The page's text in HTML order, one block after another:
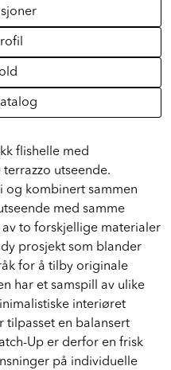
flishelle med
utseende.
og kombinert sammen
med samme
to forskjellige materialer
prosjekt som blander
for å tilby originale
har et samspill av ulike
interiøret
tilpasset en balansert
Up er derfor en frisk
på individuelle